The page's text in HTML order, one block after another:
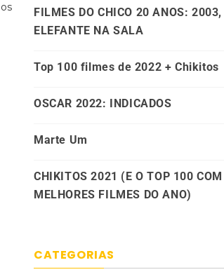
FILMES DO CHICO 20 ANOS: 2003,
ELEFANTE NA SALA
Top 100 filmes de 2022 + Chikitos
OSCAR 2022: INDICADOS
Marte Um
CHIKITOS 2021 (E O TOP 100 COM
MELHORES FILMES DO ANO)
CATEGORIAS